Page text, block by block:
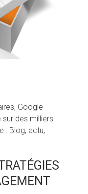
Google
des milliers
: Blog, actu,